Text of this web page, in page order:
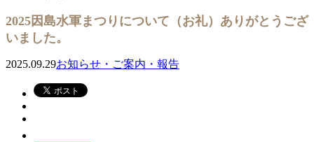
2025因島水軍まつりについて（お礼）ありがとうござ
いました。
2025.09.29お知らせ・ご案内・報告